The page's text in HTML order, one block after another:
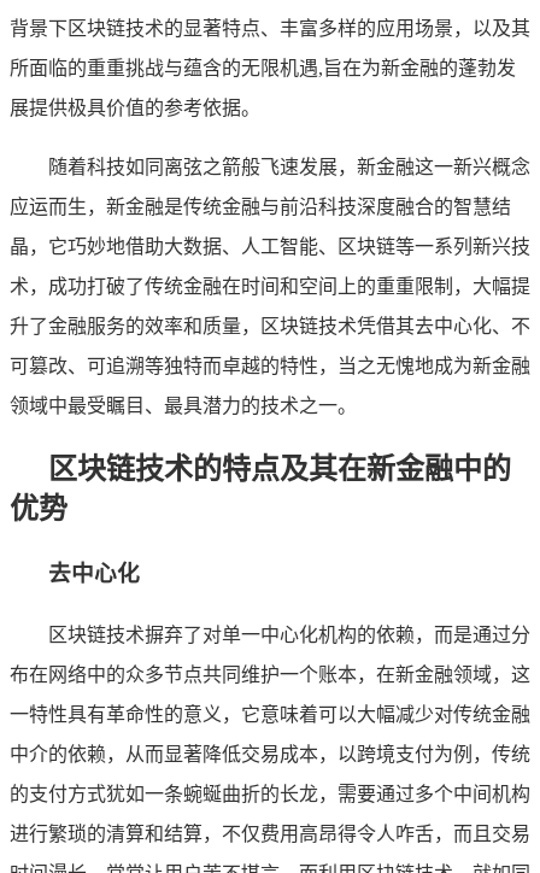
背景下区块链技术的显著特点、丰富多样的应用场景，以及其
所面临的重重挑战与蕴含的无限机遇,旨在为新金融的蓬勃发
展提供极具价值的参考依据。
随着科技如同离弦之箭般飞速发展，新金融这一新兴概念
应运而生，新金融是传统金融与前沿科技深度融合的智慧结
晶，它巧妙地借助大数据、人工智能、区块链等一系列新兴技
术，成功打破了传统金融在时间和空间上的重重限制，大幅提
升了金融服务的效率和质量，区块链技术凭借其去中心化、不
可篡改、可追溯等独特而卓越的特性，当之无愧地成为新金融
领域中最受瞩目、最具潜力的技术之一。
区块链技术的特点及其在新金融中的
优势
去中心化
区块链技术摒弃了对单一中心化机构的依赖，而是通过分
布在网络中的众多节点共同维护一个账本，在新金融领域，这
一特性具有革命性的意义，它意味着可以大幅减少对传统金融
中介的依赖，从而显著降低交易成本，以跨境支付为例，传统
的支付方式犹如一条蜿蜒曲折的长龙，需要通过多个中间机构
进行繁琐的清算和结算，不仅费用高昂得令人咋舌，而且交易